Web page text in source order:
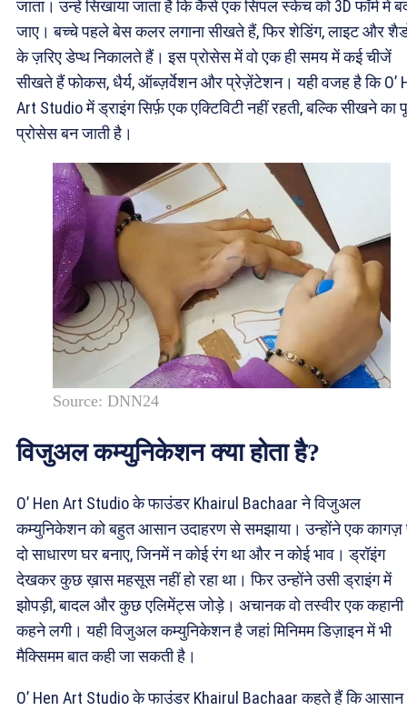
जाता। उन्हें सिखाया जाता है कि कैसे एक सिंपल स्केच को 3D फॉर्म में
जाए। बच्चे पहले बेस कलर लगाना सीखते हैं, फिर शेडिंग, लाइट और
के ज़रिए डेप्थ निकालते हैं। इस प्रोसेस में वो एक ही समय में कई चीजें
सीखते हैं फोकस, धैर्य, ऑब्ज़र्वेशन और प्रेज़ेंटेशन। यही वजह है कि O’
Art Studio में ड्राइंग सिर्फ़ एक एक्टिविटी नहीं रहती, बल्कि सीखने का
प्रोसेस बन जाती है।
Source: DNN24
विजुअल कम्युनिकेशन क्या होता है?
O’ Hen Art Studio के फाउंडर Khairul Bachaar ने विजुअल
कम्युनिकेशन को बहुत आसान उदाहरण से समझाया। उन्होंने एक कागज़
दो साधारण घर बनाए, जिनमें न कोई रंग था और न कोई भाव। ड्रॉइंग
देखकर कुछ ख़ास महसूस नहीं हो रहा था। फिर उन्होंने उसी ड्राइंग में
झोपड़ी, बादल और कुछ एलिमेंट्स जोड़े। अचानक वो तस्वीर एक कहानी
कहने लगी। यही विजुअल कम्युनिकेशन है जहां मिनिमम डिज़ाइन में भी
मैक्सिमम बात कही जा सकती है।
O’ Hen Art Studio के फाउंडर Khairul Bachaar कहते हैं कि आसान